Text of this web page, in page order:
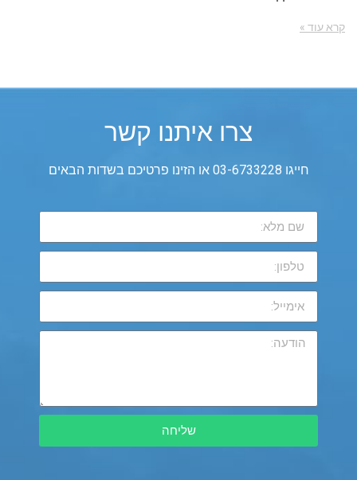
קרא עוד »
צרו איתנו קשר
חייגו 03-6733228 או הזינו פרטיכם בשדות הבאים
שליחה